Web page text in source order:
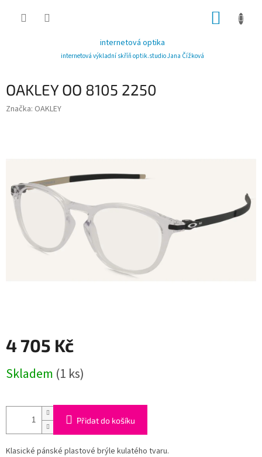
internetová optika
internetová výkladní skříň optik.studio Jana Čížková
OAKLEY OO 8105 2250
Značka: OAKLEY
4 705 Kč
cena:
Skladem (1 ks)
Přidat do košíku
Klasické pánské plastové brýle kulatého tvaru.